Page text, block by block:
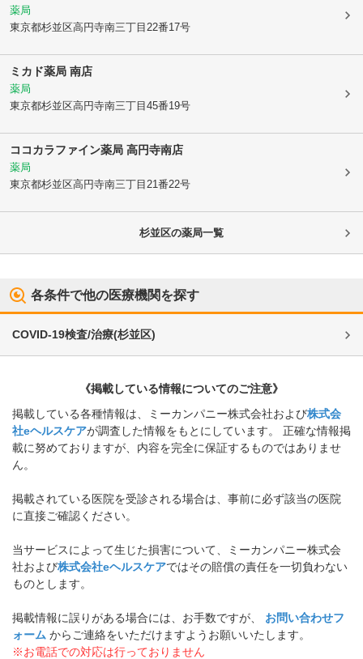
薬局
東京都杉並区高円寺南三丁目22番17号
ミカド薬局 南店
薬局
東京都杉並区高円寺南三丁目45番19号
ココカラファイン薬局 高円寺南店
薬局
東京都杉並区高円寺南三丁目21番22号
杉並区の薬局一覧
各条件で他の医療機関を探す
COVID-19検査/治療(杉並区)
《掲載している情報についてのご注意》
掲載している各種情報は、ミーカンパニー株式会社および株式会
社eヘルスケアが調査した情報をもとにしています。 正確な情報掲
載に努めておりますが、内容を完全に保証するものではありませ
ん。
掲載されている医院を受診される場合は、事前に必ず該当の医院
に直接ご確認ください。
当サービスによって生じた損害について、ミーカンパニー株式会
社および株式会社eヘルスケアではその賠償の責任を一切負わない
ものとします。
掲載情報に誤りがある場合には、お手数ですが、
お問い合わせフ
ォーム からご連絡をいただけますようお願いいたします。
※お電話での対応は行っておりません